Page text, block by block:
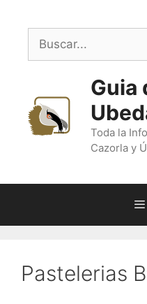
contenido
Buscar:
Guia
Toda la
Cazorla y
Pastelerias